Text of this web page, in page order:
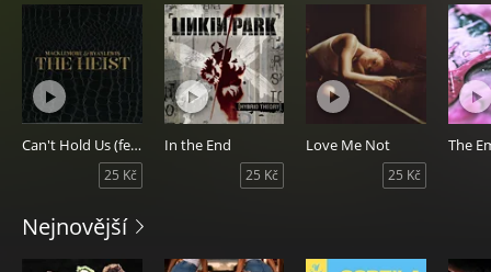
Can't Hold Us (feat. Ray Dalton)
25 Kč
In the End
25 Kč
Love Me Not
25 Kč
Nejnovější